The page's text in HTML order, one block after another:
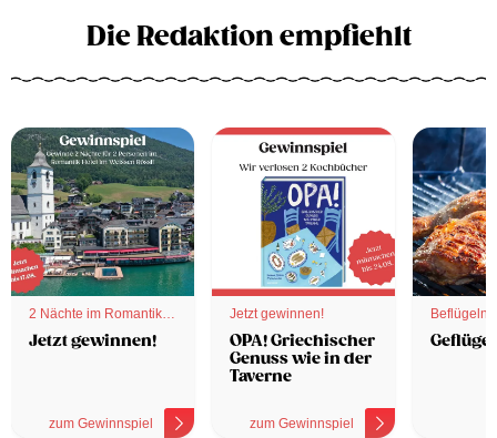
Die Redaktion empfiehlt
2 Nächte im Romantik
Hotel
Jetzt gewinnen!
zum Gewinnspiel
Jetzt gewinnen!
OPA! Griechischer
Genuss wie in der
Taverne
zum Gewinnspiel